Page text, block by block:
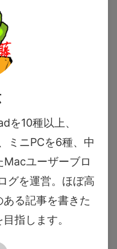
を10種以上、
ミニPCを6種、中
Macユーザーブロ
グを運営。ほぼ高
る記事を書きた
指します。